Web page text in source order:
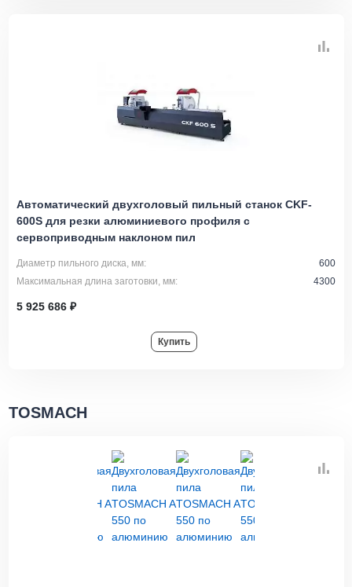
Автоматический двухголовый пильный станок CKF-
600S для резки алюминиевого профиля с
сервоприводным наклоном пил
Диаметр пильного диска, мм:
600
Максимальная длина заготовки, мм:
4300
5 925 686 ₽
Купить
TOSMACH